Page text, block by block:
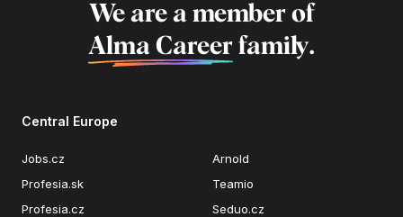
We are a member of
Alma Career family.
Central Europe
Jobs.cz
Profesia.sk
Profesia.cz
Arnold
Teamio
Seduo.cz